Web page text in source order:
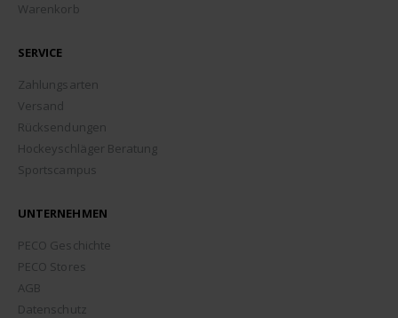
Warenkorb
SERVICE
Zahlungsarten
Versand
Rücksendungen
Hockeyschläger Beratung
Sportscampus
UNTERNEHMEN
PECO Geschichte
PECO Stores
AGB
Datenschutz